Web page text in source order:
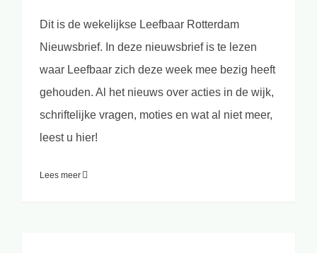
Dit is de wekelijkse Leefbaar Rotterdam
Nieuwsbrief. In deze nieuwsbrief is te lezen
waar Leefbaar zich deze week mee bezig heeft
gehouden. Al het nieuws over acties in de wijk,
schriftelijke vragen, moties en wat al niet meer,
leest u hier!
Lees meer